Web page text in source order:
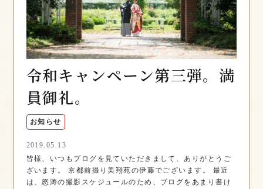
令和キャンペーン第三弾。満
員御礼。
お知らせ
2019.05.13
皆様、いつもブログを見ていただきまして、ありがとうご
ざいます。 京都前撮り美翔苑の伊藤でございます。 最近
は、怒涛の撮影スケジュールのため、ブログをあまり書け